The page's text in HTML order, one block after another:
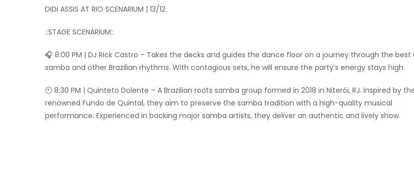
DIDI ASSIS AT RIO SCENARIUM | 13/12
::STAGE SCENARIUM::
🎧 8:00 PM | DJ Rick Castro – Takes the decks and guides the dance floor on a journey through the best
samba and other Brazilian rhythms. With contagious sets, he will ensure the party’s energy stays high.
🕙 8:30 PM | Quinteto Dolente – A Brazilian roots samba group formed in 2018 in Niterói, RJ. Inspired by
renowned Fundo de Quintal, they aim to preserve the samba tradition with a high-quality musical
performance. Experienced in backing major samba artists, they deliver an authentic and lively show.